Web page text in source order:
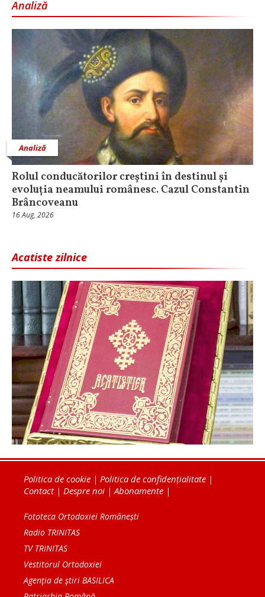
Analiză
Analiză
Rolul conducătorilor creștini în destinul și
evoluția neamului românesc. Cazul Constantin
Brâncoveanu
16 Aug, 2026
Acatiste zilnice
Politica de cookie | Politica de confidențialitate |
Contact| Despre noi | Abonamente |
Fototeca Ortodoxiei Românești
Radio TRINITAS
TV TRINITAS
Vestitorul Ortodoxiei
Agenţia de ştiri BASILICA